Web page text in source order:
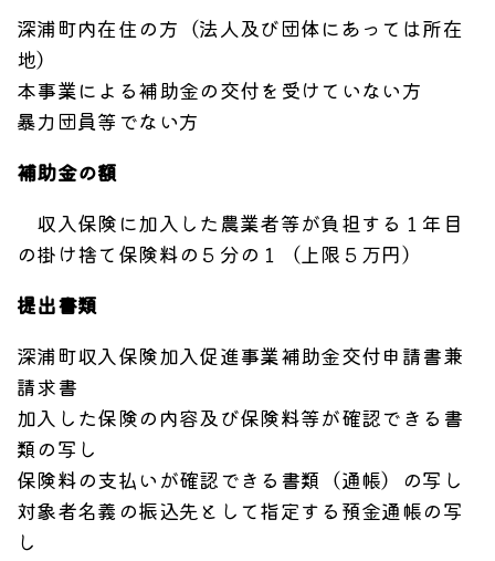
深浦町内在住の方（法人及び団体にあっては所在
地）
本事業による補助金の交付を受けていない方
暴力団員等でない方
補助金の額
収入保険に加入した農業者等が負担する１年目
の掛け捨て保険料の５分の１（上限５万円）
提出書類
深浦町収入保険加入促進事業補助金交付申請書兼
請求書
加入した保険の内容及び保険料等が確認できる書
類の写し
保険料の支払いが確認できる書類（通帳）の写し
対象者名義の振込先として指定する預金通帳の写
し